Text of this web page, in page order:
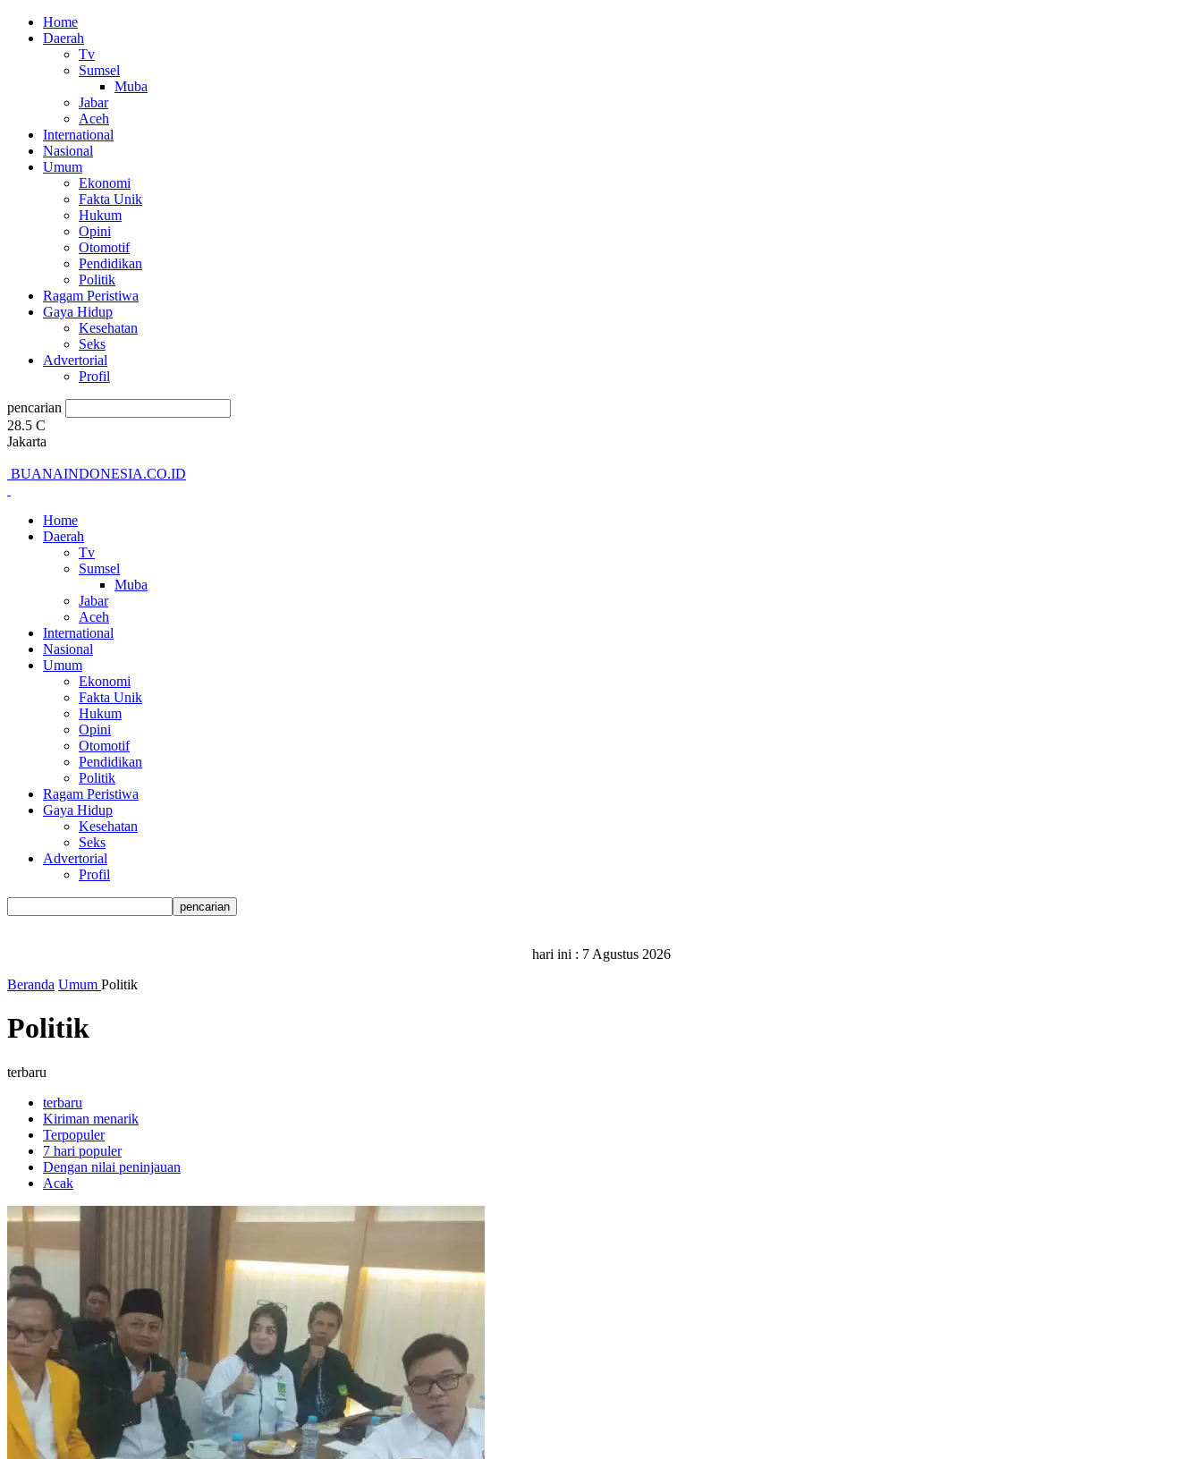
Home
Daerah
Tv
Sumsel
Muba
Jabar
Aceh
International
Nasional
Umum
Ekonomi
Fakta Unik
Hukum
Opini
Otomotif
Pendidikan
Politik
Ragam Peristiwa
Gaya Hidup
Kesehatan
Seks
Advertorial
Profil
pencarian
28.5 C
Jakarta
BUANAINDONESIA.CO.ID
Home
Daerah
Tv
Sumsel
Muba
Jabar
Aceh
International
Nasional
Umum
Ekonomi
Fakta Unik
Hukum
Opini
Otomotif
Pendidikan
Politik
Ragam Peristiwa
Gaya Hidup
Kesehatan
Seks
Advertorial
Profil
hari ini : 7 Agustus 2026
Beranda Umum Politik
Politik
terbaru
terbaru
Kiriman menarik
Terpopuler
7 hari populer
Dengan nilai peninjauan
Acak